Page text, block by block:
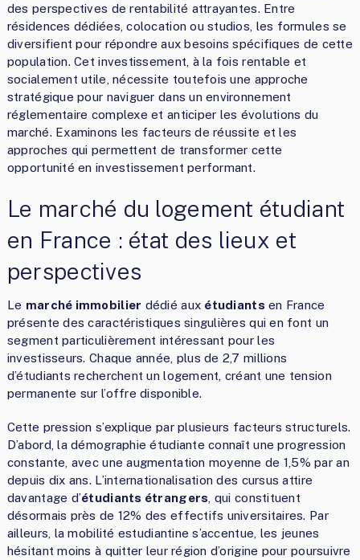
des perspectives de rentabilité attrayantes. Entre
résidences dédiées, colocation ou studios, les formules se
diversifient pour répondre aux besoins spécifiques de cette
population. Cet investissement, à la fois rentable et
socialement utile, nécessite toutefois une approche
stratégique pour naviguer dans un environnement
réglementaire complexe et anticiper les évolutions du
marché. Examinons les facteurs de réussite et les
approches qui permettent de transformer cette
opportunité en investissement performant.
Le marché du logement étudiant
en France : état des lieux et
perspectives
Le marché immobilier dédié aux étudiants en France
présente des caractéristiques singulières qui en font un
segment particulièrement intéressant pour les
investisseurs. Chaque année, plus de 2,7 millions
d’étudiants recherchent un logement, créant une tension
permanente sur l’offre disponible.
Cette pression s’explique par plusieurs facteurs structurels.
D’abord, la démographie étudiante connaît une progression
constante, avec une augmentation moyenne de 1,5% par an
depuis dix ans. L’internationalisation des cursus attire
davantage d’étudiants étrangers , qui constituent
désormais près de 12% des effectifs universitaires. Par
ailleurs, la mobilité estudiantine s’accentue, les jeunes
hésitant moins à quitter leur région d’origine pour poursuivre